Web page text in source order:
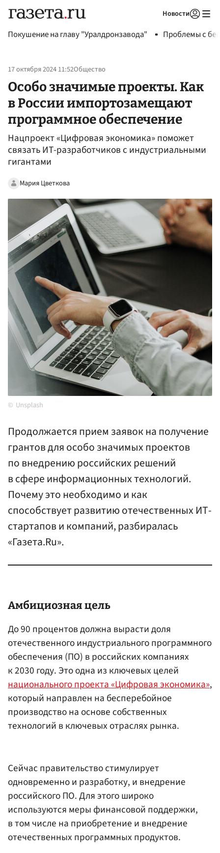
Новости
Покушение на главу "Уралдронзавода" Проблемы с
17 октября 2024 11:52Общество
Особо значимые проекты. Как
в России импортозамещают
программное обеспечение
Нацпроект «Цифровая экономика» поможет
связать ИТ-разработчиков с индустриальными
гигантами
Мария Цветкова
Unsplash
Продолжается прием заявок на получение
грантов для особо значимых проектов
по внедрению российских решений
в сфере информационных технологий.
Почему это необходимо и как
способствует развитию отечественных ИТ-
стартапов и компаний, разбиралась
«Газета.Ru».
Амбициозная цель
До 90 процентов должна вырасти доля
отечественного индустриального программного
обеспечения (ПО) в российских компаниях
к 2030 году. Это одна из ключевых целей
национального проекта «Цифровая экономика»,
который направлен на бесперебойное
производство на основе собственных
технологий в ключевых отраслях рынка.
Сейчас правительство стимулирует
одновременно и разработку, и внедрение
российского ПО. Для этого широко
используются меры финансовой поддержки,
в том числе на приобретение и внедрение
отечественных программных продуктов.